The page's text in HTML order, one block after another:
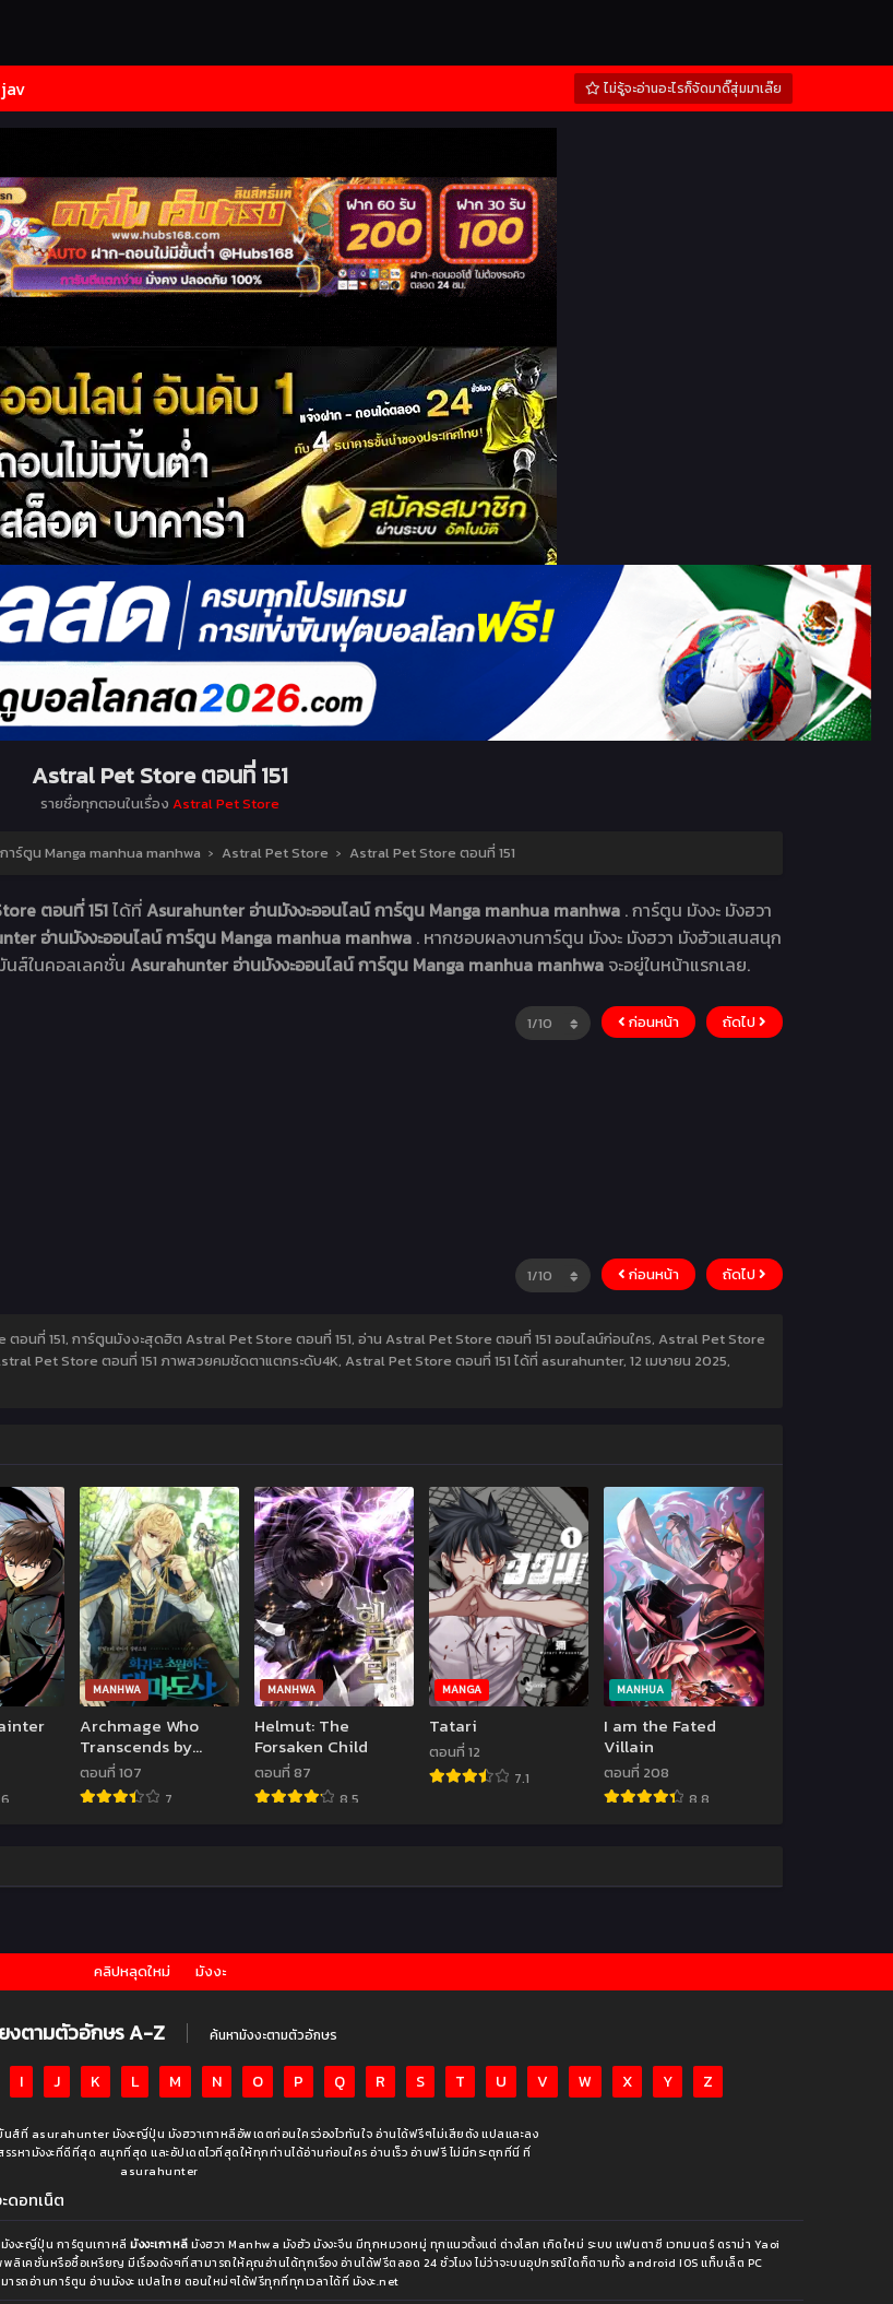
jav ไม่รู้จะอ่านอะไรก็จัดมาดิ๊สุ่มมาเล๊ย
Astral Pet Store ตอนที่ 151
รายชื่อทุกตอนในเรื่อง Astral Pet Store
ร์ตูน Manga manhua manhwa › Astral Pet Store › Astral Pet Store ตอนที่ 151
ตอนที่ 151ได้ที่Asurahunter อ่านมังงะออนไลน์ การ์ตูน Manga manhua manhwa . การ์ตูน มังงะ มังฮวา
อ่านมังงะออนไลน์ การ์ตูน Manga manhua manhwa . หากชอบผลงานการ์ตูน มังงะ มังฮวา มังฮัวแสนสนุก
นส์ในคอลเลคชั่น Asurahunter อ่านมังงะออนไลน์ การ์ตูน Manga manhua manhwa จะอยู่ในหน้าแรกเลย.
ก่อนหน้า ถัดไป
ก่อนหน้า ถัดไป
ที่ 151, การ์ตูนมังงะสุดฮิต Astral Pet Store ตอนที่ 151, อ่าน Astral Pet Store ตอนที่ 151 ออนไลน์ก่อนใคร, Astral Pet Store
Pet Store ตอนที่ 151 ภาพสวยคมชัดตาแตกระดับ4K, Astral Pet Store ตอนที่ 151 ได้ที่ asurahunter, 12 เมษายน 2025,
MANHWA
Archmage Who
Transcends by
Returning
ตอนที่ 107
7
MANHWA
Helmut: The
Forsaken Child
ตอนที่ 87
8.5
MANGA
Tatari
ตอนที่ 12
7.1
MANHUA
I am the Fated
Villain
ตอนที่ 208
8.8
คลิปหลุดใหม่ มังงะ
ยงตามตัวอักษร A-Z ค้นหามังงะตามตัวอักษร
I J K L M N O P Q R S T U V W X Y Z
ส์ที่ asurahunter มังงะญี่ปุ่น มังฮวาเกาหลีอัพเดตก่อนใครว่องไวทันใจ อ่านได้ฟรีๆไม่เสียตัง แปลและลง
หามังงะที่ดีที่สุด สนุกที่สุด และอัปเดตไวที่สุดให้ทุกท่านได้อ่านก่อนใคร อ่านเร็ว อ่านฟรี ไม่มีกระตุกที่นี่ ที่
asurahunter
ดอทเน็ต
งงะญี่ปุ่น การ์ตูนเกาหลี มังงะเกาหลี มังฮวา Manhwa มังฮัว มังงะจีน มีทุกหมวดหมู่ ทุกแนวตั้งแต่ ต่างโลก เกิดใหม่ ระบบ แฟนตาซี เวทมนตร์ ดราม่า Yaoi
เคชั่นหรือซื้อเหรียญ มีเรื่องดังๆที่สามารถให้คุณอ่านได้ทุกเรื่อง อ่านได้ฟรีตลอด 24 ชั่วโมง ไม่ว่าจะบนอุปกรณ์ใดก็ตามทั้ง android IOS แท็บเล็ต PC
ารถอ่านการ์ตูน อ่านมังงะ แปลไทย ตอนใหม่ๆได้ฟรีทุกที่ทุกเวลาได้ที่ มังงะ.net